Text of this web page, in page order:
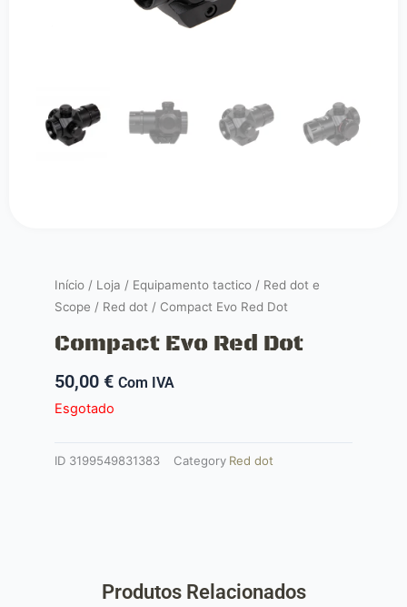
Início / Loja / Equipamento tactico / Red dot e
Scope / Red dot / Compact Evo Red Dot
Compact Evo Red Dot
50,00 € Com IVA
Esgotado
ID 3199549831383 Category Red dot
Produtos Relacionados